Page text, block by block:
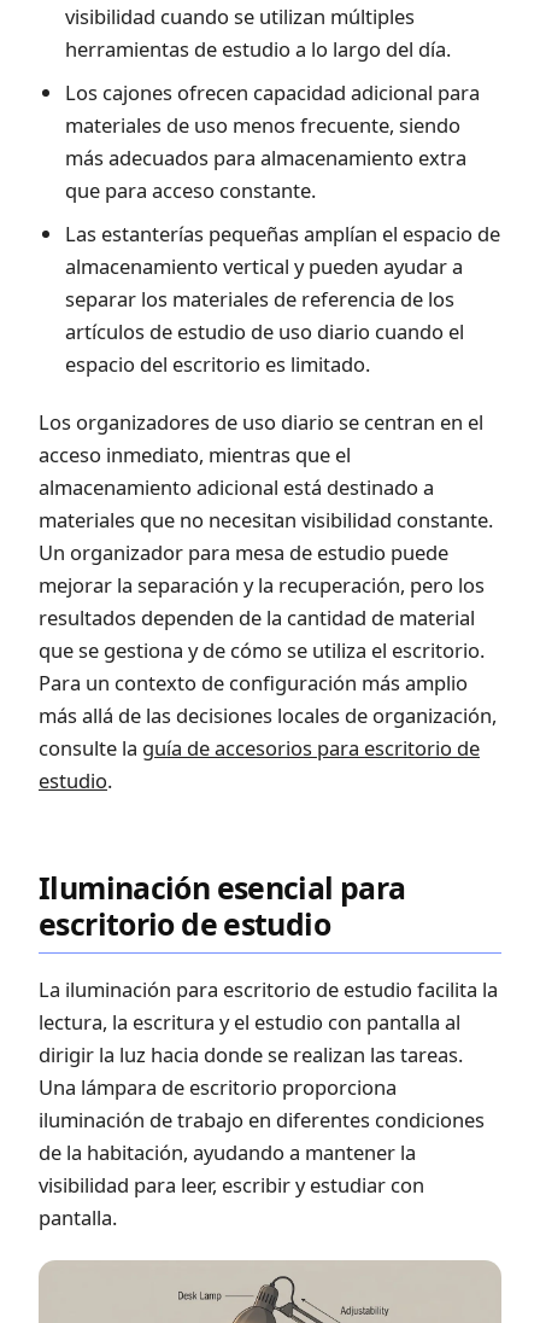
visibilidad cuando se utilizan múltiples
herramientas de estudio a lo largo del día.
Los cajones ofrecen capacidad adicional para
materiales de uso menos frecuente, siendo
más adecuados para almacenamiento extra
que para acceso constante.
Las estanterías pequeñas amplían el espacio de
almacenamiento vertical y pueden ayudar a
separar los materiales de referencia de los
artículos de estudio de uso diario cuando el
espacio del escritorio es limitado.
Los organizadores de uso diario se centran en el
acceso inmediato, mientras que el
almacenamiento adicional está destinado a
materiales que no necesitan visibilidad constante.
Un organizador para mesa de estudio puede
mejorar la separación y la recuperación, pero los
resultados dependen de la cantidad de material
que se gestiona y de cómo se utiliza el escritorio.
Para un contexto de configuración más amplio
más allá de las decisiones locales de organización,
consulte la guía de accesorios para escritorio de
estudio.
Iluminación esencial para
escritorio de estudio
La iluminación para escritorio de estudio facilita la
lectura, la escritura y el estudio con pantalla al
dirigir la luz hacia donde se realizan las tareas.
Una lámpara de escritorio proporciona
iluminación de trabajo en diferentes condiciones
de la habitación, ayudando a mantener la
visibilidad para leer, escribir y estudiar con
pantalla.